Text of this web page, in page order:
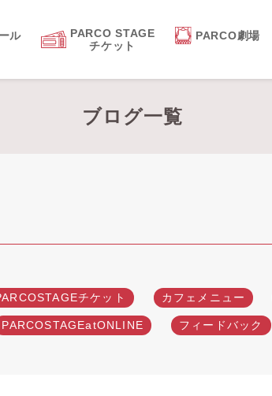
ル
PARCO STAGE
チケット
PARCO劇場
ブログ一覧
チケット カフェメニュー
PARCOSTAGEatONLINE フィードバック